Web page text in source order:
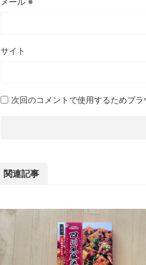
サイト
次回のコメントで使用するためブ
関連記事